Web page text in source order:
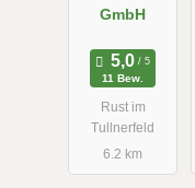
GmbH
11 Bew.
Rust im
Tullnerfeld
6.2 km